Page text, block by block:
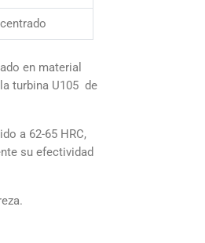
en material
turbina U105 de
a 62-65 HRC,
su efectividad